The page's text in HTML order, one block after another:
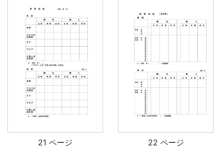
21 ページ 22 ページ